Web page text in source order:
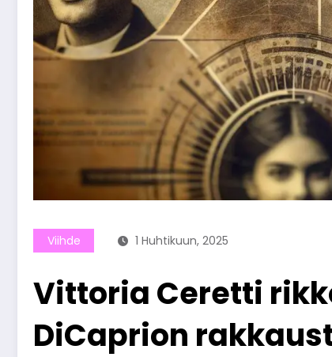
Viihde 1 Huhtikuun, 2025
Vittoria Ceretti
DiCaprion